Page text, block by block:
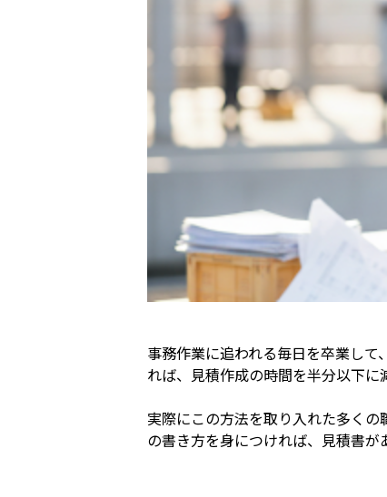
事務作業に追われる毎日を卒業し
れば、見積作成の時間を半分以下に
実際にこの方法を取り入れた多く
の書き方を身につければ、見積書が